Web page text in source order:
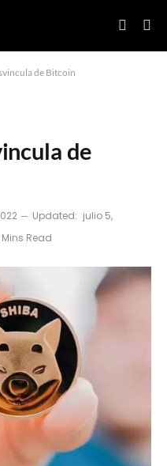
de Bitcoin
de
Updated: julio 5,
Mins Read